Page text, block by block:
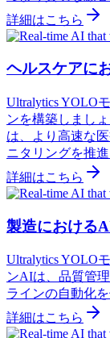
詳細はこちら
ヘルスケアに
Ultralytics YOLO
ンを構築しまし
は、より高速な
ニタリングを推進
詳細はこちら
製造における
Ultralytics YOLO
ンAIは、品質管
ラインの自動化を
詳細はこちら